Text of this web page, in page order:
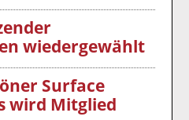
wiedergewählt
Surface
wird Mitglied